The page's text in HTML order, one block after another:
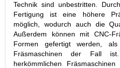
Technik sind unbestritten.
Fertigung ist eine höhere
möglich, wodurch auch die
Außerdem können mit CNC-
Formen gefertigt werden,
Fräsmaschinen der Fall
herkömmlichen